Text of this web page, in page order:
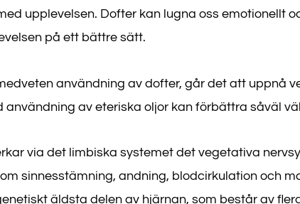
upplevelsen. Dofter kan lugna oss emotionellt
på ett bättre sätt.
användning av dofter, går det att uppnå
användning av eteriska oljor kan förbättra såväl
via det limbiska systemet det vegetativa
sinnesstämning, andning, blodcirkulation och
äldsta delen av hjärnan, som består av